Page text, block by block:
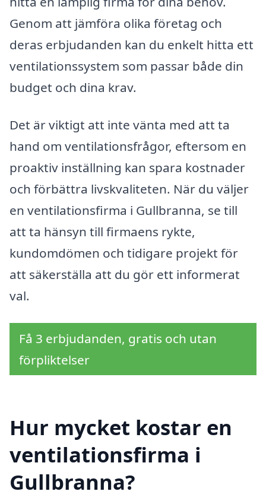
Genom att jämföra olika företag och
deras erbjudanden kan du enkelt hitta ett
ventilationssystem som passar både din
budget och dina krav.
Det är viktigt att inte vänta med att ta
hand om ventilationsfrågor, eftersom en
proaktiv inställning kan spara kostnader
och förbättra livskvaliteten. När du väljer
en ventilationsfirma i Gullbranna, se till
att ta hänsyn till firmaens rykte,
kundomdömen och tidigare projekt för
att säkerställa att du gör ett informerat
val.
Få 3 erbjudanden, gratis och utan
förpliktelser
Hur mycket kostar en
ventilationsfirma i
Gullbranna?